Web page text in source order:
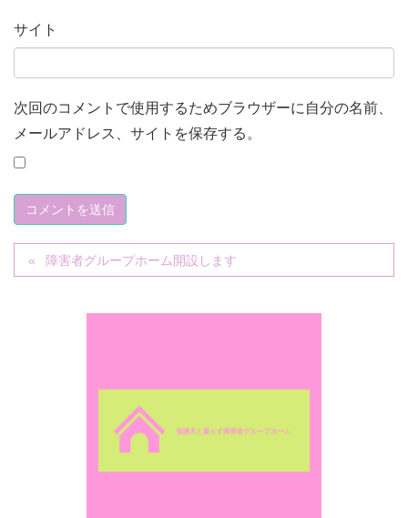
サイト
次回のコメントで使用するためブラウザーに自分の名前、
メールアドレス、サイトを保存する。
障害者グループホーム開設します